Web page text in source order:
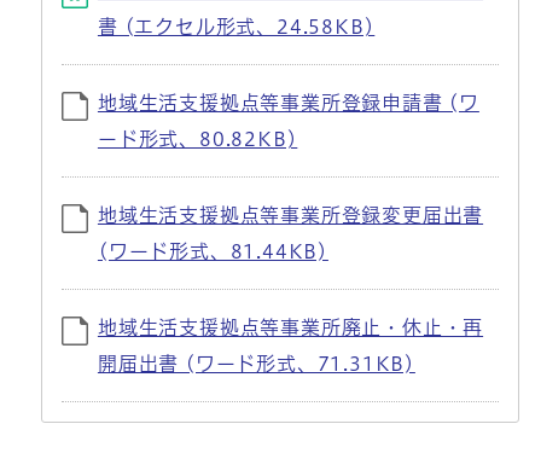
書 (エクセル形式、24.58KB)
地域生活支援拠点等事業所登録申請書 (ワ
ード形式、80.82KB)
地域生活支援拠点等事業所登録変更届出書
(ワード形式、81.44KB)
地域生活支援拠点等事業所廃止・休止・再
開届出書 (ワード形式、71.31KB)